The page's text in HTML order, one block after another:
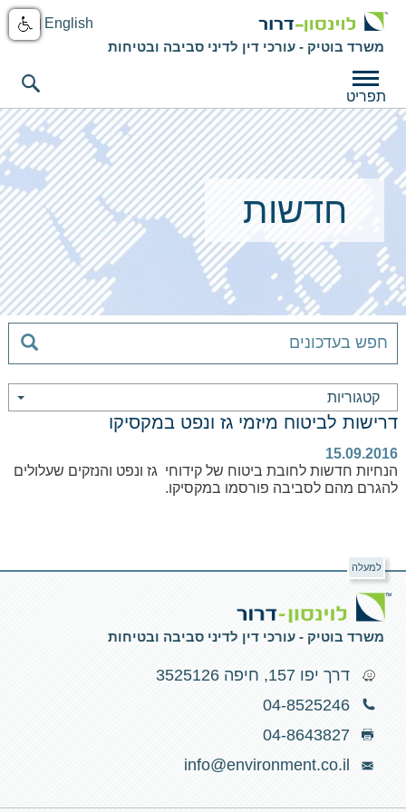
English
משרד בוטיק - עורכי דין לדיני סביבה ובטיחות
תפריט
חדשות
קטגוריות
דרישות לביטוח מיזמי גז ונפט במקסיקו
15.09.2016
הנחיות חדשות לחובת ביטוח של קידוחי גז ונפט והנזקים שעלולים
להגרם מהם לסביבה פורסמו במקסיקו.
למעלה
משרד בוטיק - עורכי דין לדיני סביבה ובטיחות
דרך יפו 157, חיפה 3525126
04-8525246
04-8643827
info@environment.co.il